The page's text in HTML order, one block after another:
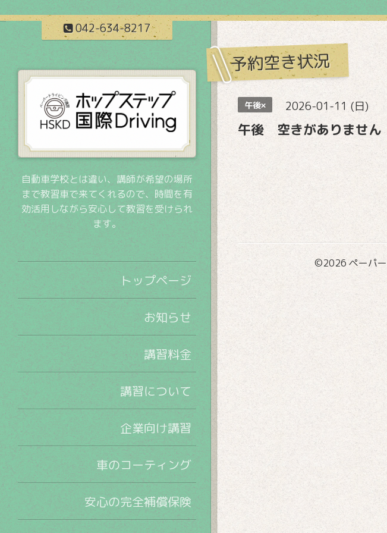
042-634-8217
予約空き状況
午後× 2026-01-11 (日)
午後 空きがありません
©2026 ペーパ
自動車学校とは違い、講師が希望の場所
まで教習車で来てくれるので、時間を有
効活用しながら安心して教習を受けられ
ます。
トップページ
お知らせ
講習料金
講習について
企業向け講習
車のコーティング
安心の完全補償保険